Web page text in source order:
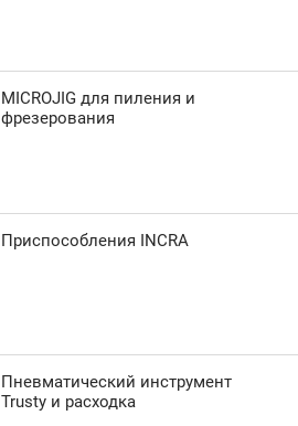
MICROJIG для пиления и
фрезерования
Приспособления INCRA
Пневматический инструмент
Trusty и расходка